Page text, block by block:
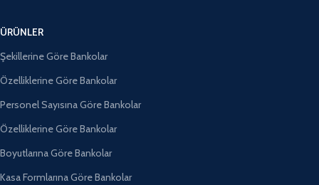
ÜRÜNLER
Şekillerine Göre Bankolar
Özelliklerine Göre Bankolar
Personel Sayısına Göre Bankolar
Özelliklerine Göre Bankolar
Boyutlarına Göre Bankolar
Kasa Formlarına Göre Bankolar